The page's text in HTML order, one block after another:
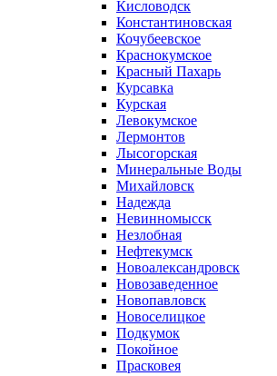
Кисловодск
Константиновская
Кочубеевское
Краснокумское
Красный Пахарь
Курсавка
Курская
Левокумское
Лермонтов
Лысогорская
Минеральные Воды
Михайловск
Надежда
Невинномысск
Незлобная
Нефтекумск
Новоалександровск
Новозаведенное
Новопавловск
Новоселицкое
Подкумок
Покойное
Прасковея